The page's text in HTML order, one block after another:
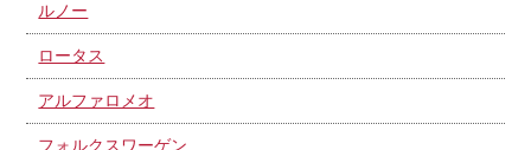
ルノー
ロータス
アルファロメオ
フォルクスワーゲン